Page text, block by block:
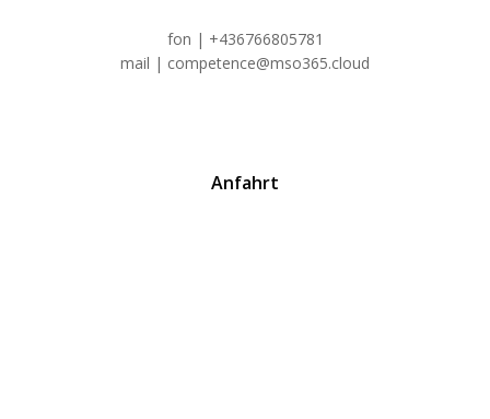
fon | +436766805781
mail | competence@mso365.cloud
Anfahrt